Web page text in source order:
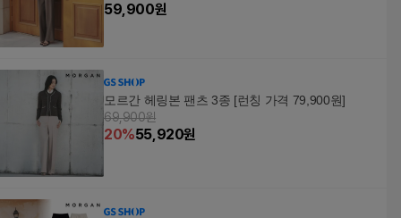
59,900원
모르간 헤링본 팬츠 3종 [런칭 가격 79,900원]
69,900원
20%55,920원